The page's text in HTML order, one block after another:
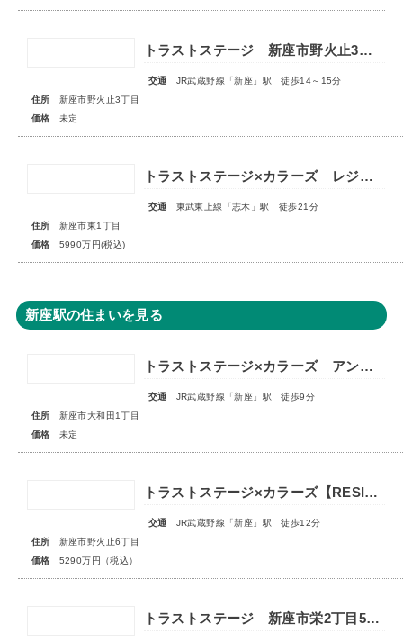
トラストステージ 新座市野火止3丁目55期 全15区画■第一期分譲 販売予告■
交通
JR武蔵野線「新座」駅 徒歩14～15分
住所
新座市野火止3丁目
価格
未定
トラストステージ×カラーズ レジデンス新座市東1丁目7期 ◆限定１棟◆
交通
東武東上線「志木」駅 徒歩21分
住所
新座市東1丁目
価格
5990万円(税込)
新座駅の住まいを見る
トラストステージ×カラーズ アンドプラス新座市大和田1丁目21期 全3棟 ◆販売予告◆
交通
JR武蔵野線「新座」駅 徒歩9分
住所
新座市大和田1丁目
価格
未定
トラストステージ×カラーズ【RESIDENCE】新座市野火止6丁目53期 ★限定1棟 販売開始★
交通
JR武蔵野線「新座」駅 徒歩12分
住所
新座市野火止6丁目
価格
5290万円（税込）
トラストステージ 新座市栄2丁目5期 全9区画 宅地分譲：◇販売予告◇新築分譲：◆販売開始◆